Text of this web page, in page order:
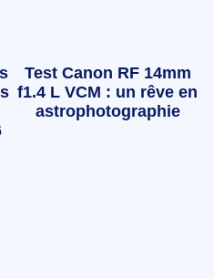
Test Canon RF 14mm
f1.4 L VCM : un rêve en
astrophotographie